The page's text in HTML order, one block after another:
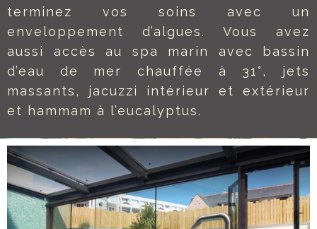
terminez vos soins avec un
enveloppement d’algues. Vous avez
aussi accès au spa marin avec bassin
d’eau de mer chauffée à 31°, jets
massants, jacuzzi intérieur et extérieur
et hammam à l’eucalyptus.